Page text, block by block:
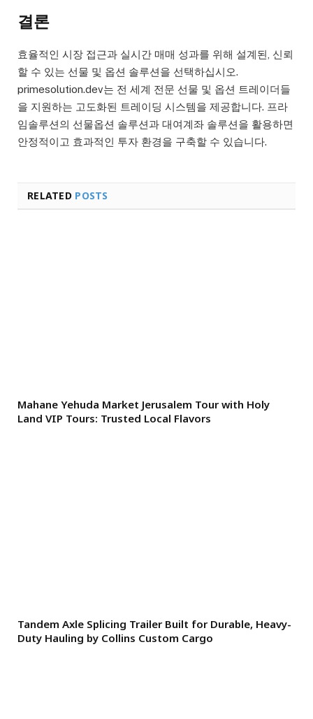
결론
효율적인 시장 접근과 실시간 매매 성과를 위해 설계된, 신뢰
할 수 있는 선물 및 옵션 솔루션을 선택하십시오.
primesolution.dev는 전 세계 전문 선물 및 옵션 트레이더들
을 지원하는 고도화된 트레이딩 시스템을 제공합니다. 프라
임솔루션의 선물옵션 솔루션과 대여계좌 솔루션을 활용하면
안정적이고 효과적인 투자 환경을 구축할 수 있습니다.
RELATED POSTS
Mahane Yehuda Market Jerusalem Tour with Holy
Land VIP Tours: Trusted Local Flavors
Tandem Axle Splicing Trailer Built for Durable, Heavy-
Duty Hauling by Collins Custom Cargo